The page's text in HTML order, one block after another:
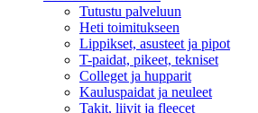
Tutustu palveluun
Heti toimitukseen
Lippikset, asusteet ja pipot
T-paidat, pikeet, tekniset
Colleget ja hupparit
Kauluspaidat ja neuleet
Takit, liivit ja fleecet